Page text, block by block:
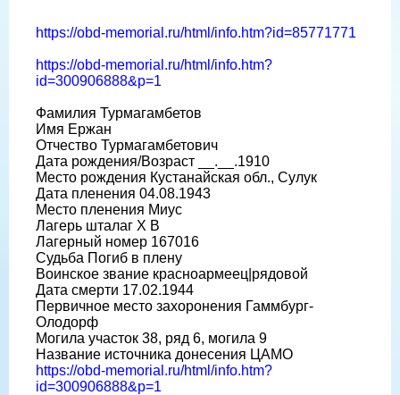
https://obd-memorial.ru/html/info.htm?id=85771771
https://obd-memorial.ru/html/info.htm?
id=300906888&p=1
Фамилия Турмагамбетов
Имя Ержан
Отчество Турмагамбетович
Дата рождения/Возраст __.__.1910
Место рождения Кустанайская обл., Сулук
Дата пленения 04.08.1943
Место пленения Миус
Лагерь шталаг X B
Лагерный номер 167016
Судьба Погиб в плену
Воинское звание красноармеец|рядовой
Дата смерти 17.02.1944
Первичное место захоронения Гаммбург-
Олодорф
Могила участок 38, ряд 6, могила 9
Название источника донесения ЦАМО
https://obd-memorial.ru/html/info.htm?
id=300906888&p=1